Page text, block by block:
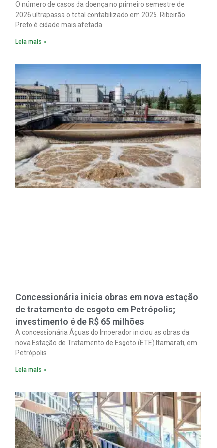
O número de casos da doença no primeiro semestre de
2026 ultrapassa o total contabilizado em 2025. Ribeirão
Preto é cidade mais afetada.
Leia mais »
Concessionária inicia obras em nova estação
de tratamento de esgoto em Petrópolis;
investimento é de R$ 65 milhões
A concessionária Águas do Imperador iniciou as obras da
nova Estação de Tratamento de Esgoto (ETE) Itamarati, em
Petrópolis.
Leia mais »